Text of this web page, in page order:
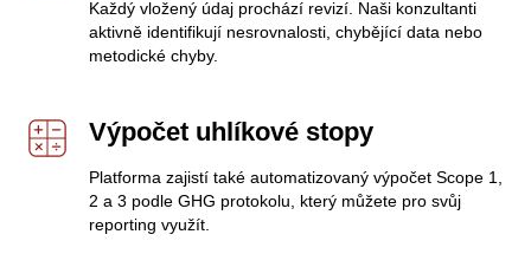
Každý vložený údaj prochází revizí. Naši konzultanti
aktivně identifikují nesrovnalosti, chybějící data nebo
metodické chyby.
Výpočet uhlíkové stopy
Platforma zajistí také automatizovaný výpočet Scope 1,
2 a 3 podle GHG protokolu, který můžete pro svůj
reporting využít.